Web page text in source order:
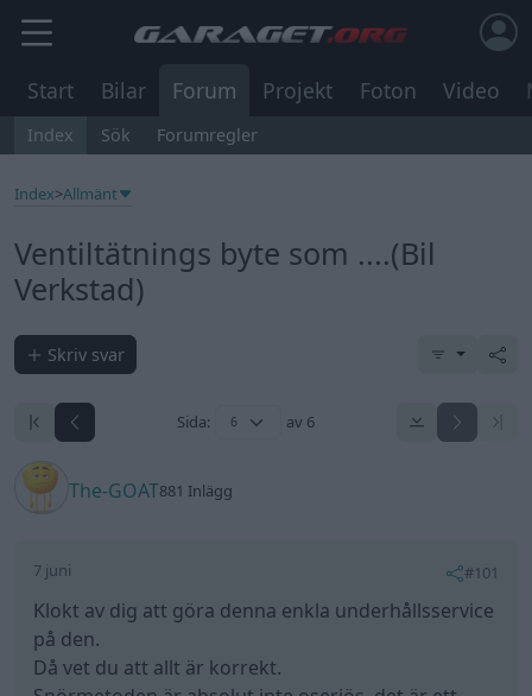
Start Bilar Forum Projekt Foton Video
Index Sök Forumregler
Index>Allmänt
Ventiltätnings byte som ....(Bil
Verkstad)
Skriv svar
Sida: av 6
The-GOAT881 Inlägg
7 juni #101
Klokt av dig att göra denna enkla underhållsservice
på den.
Då vet du att allt är korrekt.